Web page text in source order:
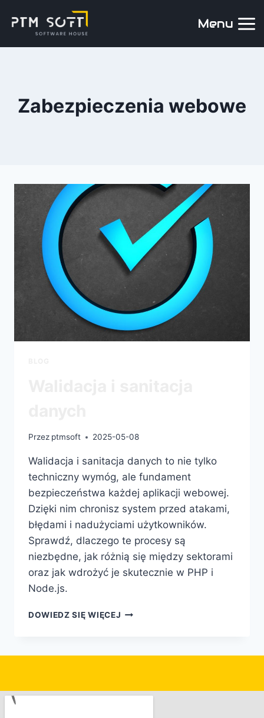
Menu
Zabezpieczenia webowe
Przez ptmsoft 2025-05-08
Walidacja i sanitacja danych to nie tylko
techniczny wymóg, ale fundament
bezpieczeństwa każdej aplikacji webowej.
Dzięki nim chronisz system przed atakami,
błędami i nadużyciami użytkowników.
Sprawdź, dlaczego te procesy są
niezbędne, jak różnią się między sektorami
oraz jak wdrożyć je skutecznie w PHP i
Node.js.
DOWIEDZ SIĘ WIĘCEJ